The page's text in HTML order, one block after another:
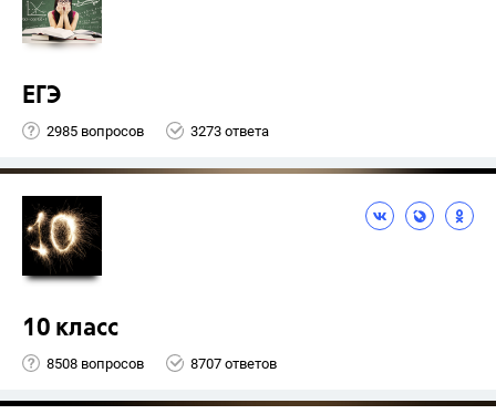
ЕГЭ
2985 вопросов 3273 ответа
10 класс
8508 вопросов 8707 ответов